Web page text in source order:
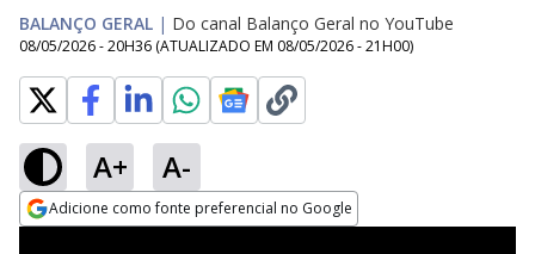
BALANÇO GERAL | Do canal Balanço Geral no YouTube
08/05/2026 - 20H36 (ATUALIZADO EM 08/05/2026 - 21H00)
A+ A-
Adicione como fonte preferencial no Google